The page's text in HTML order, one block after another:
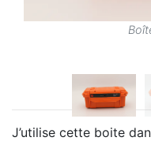
J’utilise cette boite